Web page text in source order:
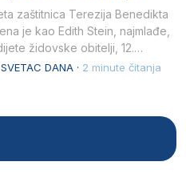
zaštitnica Terezija Benedikta
je kao Edith Stein, najmlađe,
židovske obitelji, 12.
u Wrocławu…
DANA · 2 minute čitanja